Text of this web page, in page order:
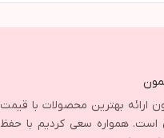
ارائه بهترین محصولات با قیمت
است. همواره سعی کردیم با حفظ